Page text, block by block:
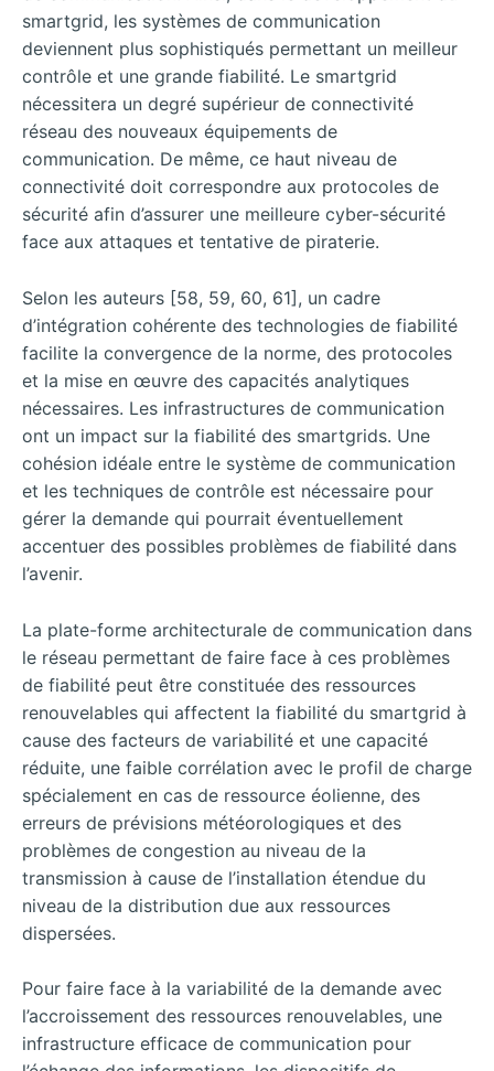
smartgrid, les systèmes de communication
deviennent plus sophistiqués permettant un meilleur
contrôle et une grande fiabilité. Le smartgrid
nécessitera un degré supérieur de connectivité
réseau des nouveaux équipements de
communication. De même, ce haut niveau de
connectivité doit correspondre aux protocoles de
sécurité afin d’assurer une meilleure cyber-sécurité
face aux attaques et tentative de piraterie.
Selon les auteurs [58, 59, 60, 61], un cadre
d’intégration cohérente des technologies de fiabilité
facilite la convergence de la norme, des protocoles
et la mise en œuvre des capacités analytiques
nécessaires. Les infrastructures de communication
ont un impact sur la fiabilité des smartgrids. Une
cohésion idéale entre le système de communication
et les techniques de contrôle est nécessaire pour
gérer la demande qui pourrait éventuellement
accentuer des possibles problèmes de fiabilité dans
l’avenir.
La plate-forme architecturale de communication dans
le réseau permettant de faire face à ces problèmes
de fiabilité peut être constituée des ressources
renouvelables qui affectent la fiabilité du smartgrid à
cause des facteurs de variabilité et une capacité
réduite, une faible corrélation avec le profil de charge
spécialement en cas de ressource éolienne, des
erreurs de prévisions météorologiques et des
problèmes de congestion au niveau de la
transmission à cause de l’installation étendue du
niveau de la distribution due aux ressources
dispersées.
Pour faire face à la variabilité de la demande avec
l’accroissement des ressources renouvelables, une
infrastructure efficace de communication pour